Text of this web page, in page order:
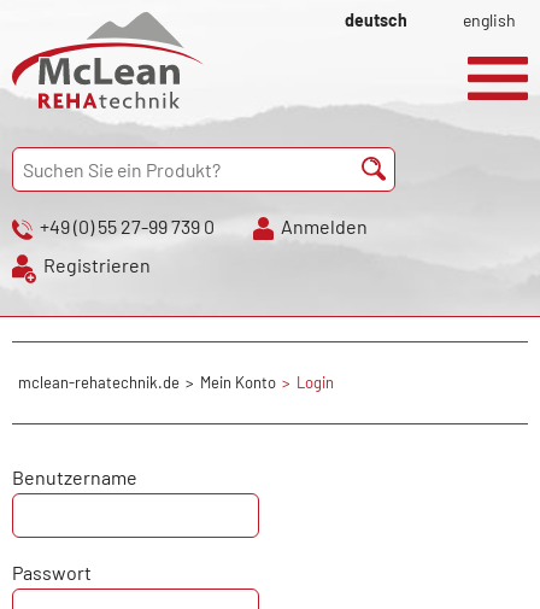
deutsch english
+49 (0) 55 27-99 739 0
Anmelden
Registrieren
mclean-rehatechnik.de Mein Konto Login
Benutzername
Passwort